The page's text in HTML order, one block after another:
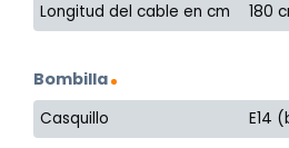
Longitud del cable en cm
180
Bombilla
Casquillo E14